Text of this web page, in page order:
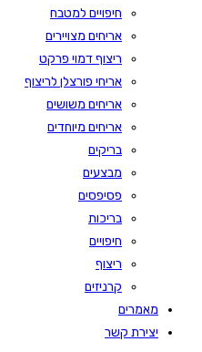
חיפויים למטבח
אריחים מצויירים
ריצוף דמוי פרקט
אריחי פורצלן לריצוף
אריחים משושים
אריחים מיוחדים
בריקים
מבצעים
פסיפסים
בריכות
חיפויים
ריצוף
קרניזים
מאמרים
יצירת קשר